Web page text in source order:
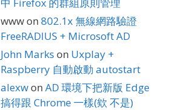
wwwon 802.1x 無線網路驗證
FreeRADIUS + Microsoft AD
John Marks on Uxplay +
Raspberry 自動啟動 autostart
alexwon AD 環境下把新版 Edge
搞得跟 Chrome 一樣(欸 不是)